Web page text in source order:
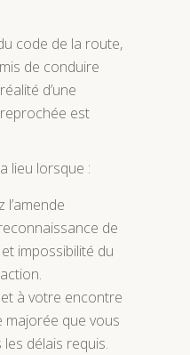
code de la route,
de conduire
d’une
est
lieu lorsque :
de
impossibilité du
à votre encontre
que vous
délais requis.